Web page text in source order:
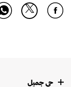
حي جميل